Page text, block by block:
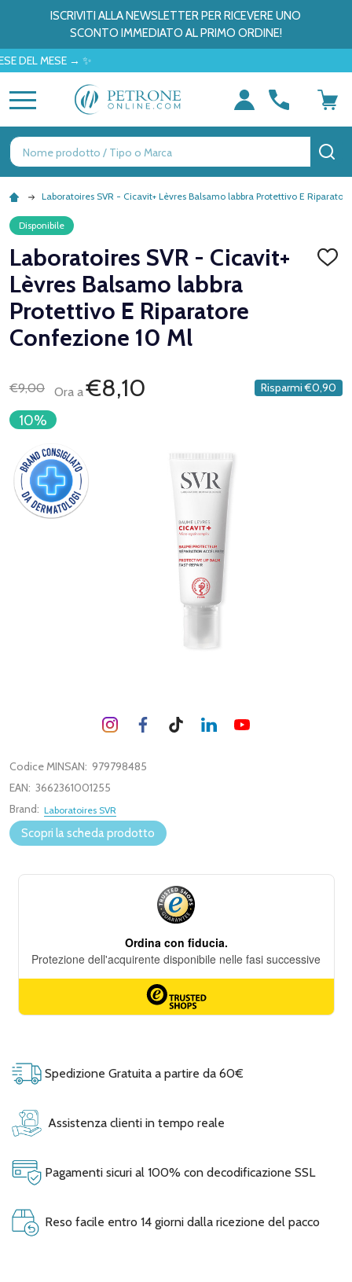
ISCRIVITI ALLA NEWSLETTER PER RICEVERE UNO
SCONTO IMMEDIATO AL PRIMO ORDINE!
MESE → ✨
Ricerca
Laboratoires SVR - Cicavit+ Lèvres Balsamo labbra Protettivo E
Disponibile
Laboratoires SVR - Cicavit+
Lèvres Balsamo labbra
Protettivo E Riparatore
Confezione 10 Ml
€9,00 Ora a€8,10 Risparmi €0,90
10%
Codice MINSAN: 979798485
EAN: 3662361001255
Brand: Laboratoires SVR
Scopri la scheda prodotto
Spedizione Gratuita a partire da 60€
Assistenza clienti in tempo reale
Pagamenti sicuri al 100% con decodificazione SSL
Reso facile entro 14 giorni dalla ricezione del pacco